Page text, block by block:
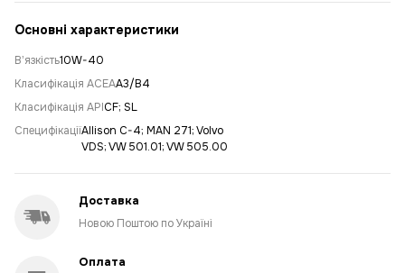
Основні характеристики
Вʼязкість10W-40
Класифікація ACEAA3/B4
Класифікація APICF; SL
СпецифікаціїAllison C-4; MAN 271; Volvo
VDS; VW 501.01; VW 505.00
Доставка
Новою Поштою по Україні
Оплата